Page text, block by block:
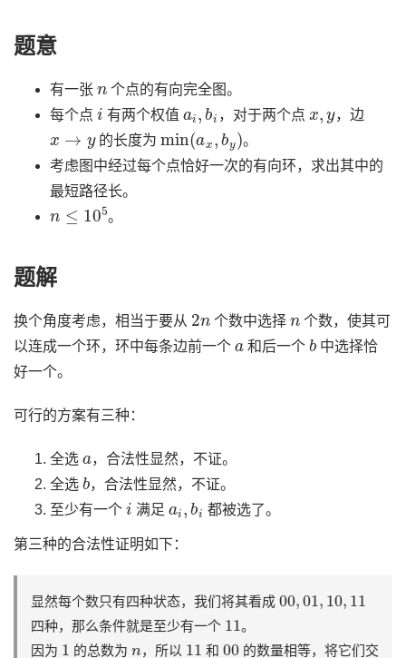
题意
有一张
个点的有向完全图。
每个点
i
有两个权值
b
，对于两个点 ，边
的长度为
min (a b )
。
考虑图中经过每个点恰好一次的有向环，求出其中的
最短路径长。
10 5
。
题解
换个角度考虑，相当于要从
2
个数中选择
个数，使其可
以连成一个环，环中每条边前一个
和后一个
b
中选择恰
好一个。
可行的方案有三种：
全选
，合法性显然，不证。
全选
b
，合法性显然，不证。
至少有一个
i
满足
b
都被选了。
第三种的合法性证明如下：
显然每个数只有四种状态，我们将其看成 00 01 10 11
四种，那么条件就是至少有一个 11
。
因为 1 的总数为 ，所以 11 和 00 的数量相等，将它们交